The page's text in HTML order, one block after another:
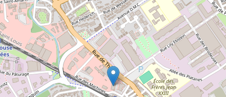
aux artistes et aux galeries françaises et
internationales des espaces à louer
mensuellement, offrant ainsi une
plateforme propice pour exposer et vendre
leurs œuvres. Une occasion unique de
découvrir l'art sous toutes ses facettes !
Rejoignez-nous chaque premier vendredi